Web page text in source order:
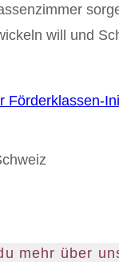
will und
Förderklassen-
mehr über